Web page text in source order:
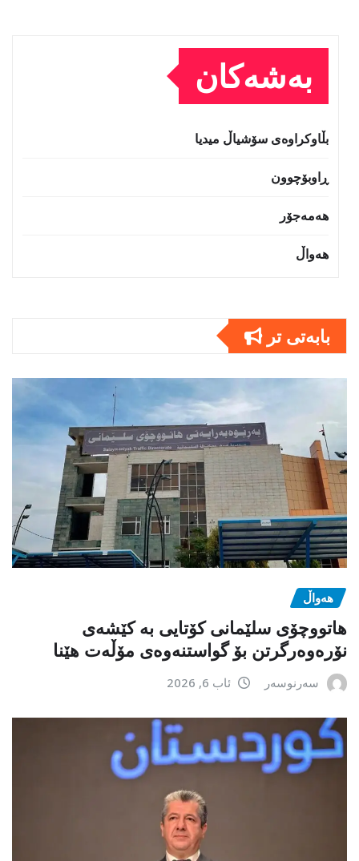
بەشەکان
بڵاوکراوەی سۆشیاڵ میدیا
ڕاوبۆچوون
هەمەجۆر
هەواڵ
بابەتى تر
هەواڵ
هاتووچۆی سلێمانی کۆتایی بە کێشەی
نۆرەوەرگرتن بۆ گواستنەوەی مۆڵەت هێنا
سەرنوسەر ئاب 6, 2026